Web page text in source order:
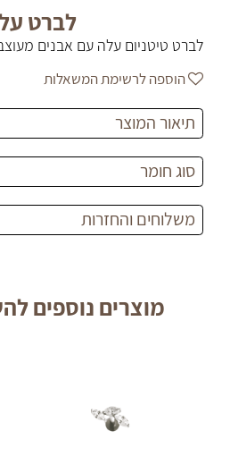
לברט
לברט טיטניום עלה עם אבנים
הוספה לרשימת המשאלות
תיאור המוצר
סוג חומר
משלוחים והחזרות
מוצרים נוספים